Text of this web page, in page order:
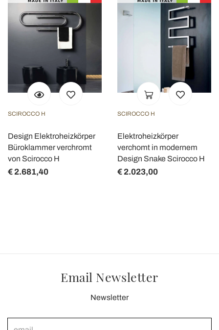
SCIROCCO H
Design Elektroheizkörper
Büroklammer verchromt
von Scirocco H
€ 2.681,40
SCIROCCO H
Elektroheizkörper
verchomt in modernem
Design Snake Scirocco H
€ 2.023,00
Email Newsletter
Newsletter